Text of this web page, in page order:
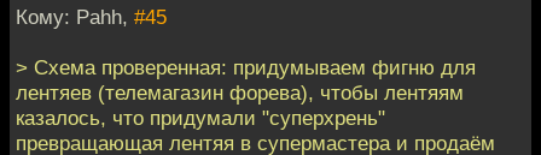
Кому: Pahh, #45
> Схема проверенная: придумываем фигню для
лентяев (телемагазин форева), чтобы лентяям
казалось, что придумали "суперхрень"
превращающая лентяя в супермастера и продаём